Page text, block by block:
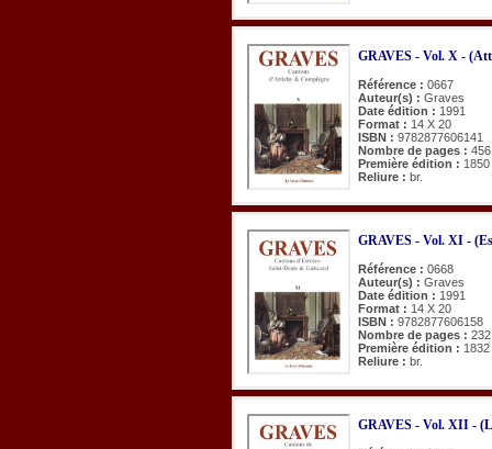
GRAVES - Vol. X -
Référence : 0667
Auteur(s) : Graves
Date édition : 1991
Format : 14 X 20
ISBN : 9782877606141
Nombre de pages : 456
Première édition :
Reliure : br.
GRAVES - Vol. XI -
Référence : 0668
Auteur(s) : Graves
Date édition : 1991
Format : 14 X 20
ISBN : 9782877606158
Nombre de pages : 232
Première édition : 1832
Reliure : br.
GRAVES - Vol. XII -